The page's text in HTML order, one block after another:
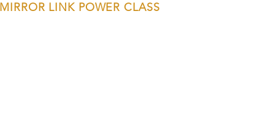
MIRROR LINK POWER CLASS